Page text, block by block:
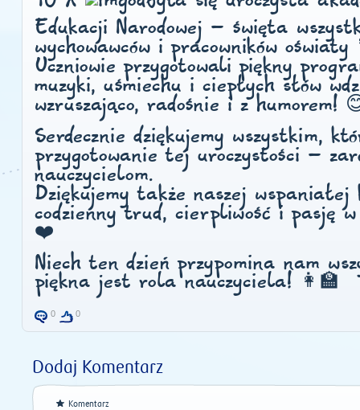
Edukacji Narodowej – święta
wychowawców i pracowników oświaty
Uczniowie przygotowali piękny
muzyki, uśmiechu i ciepłych słów
wzruszająco, radośnie i z humorem!
Serdecznie dziękujemy wszystkim,
przygotowanie tej uroczystości –
nauczycielom.
Dziękujemy także naszej wspaniałej
codzienny trud, cierpliwość i pasję
❤️
Niech ten dzień przypomina nam
piękna jest rola nauczyciela! 👩‍🏫
0 0
Dodaj Komentarz
Komentarz